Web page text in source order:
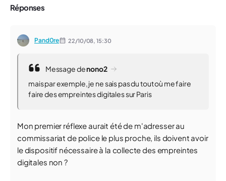
Réponses
Pand0re 22/10/08,15:30
Message denono2
mais par exemple, je ne sais pas du tout où me faire
faire des empreintes digitales sur Paris
Mon premier réflexe aurait été de m'adresser au
commissariat de police le plus proche, ils doivent avoir
le dispositif nécessaire à la collecte des empreintes
digitales non ?